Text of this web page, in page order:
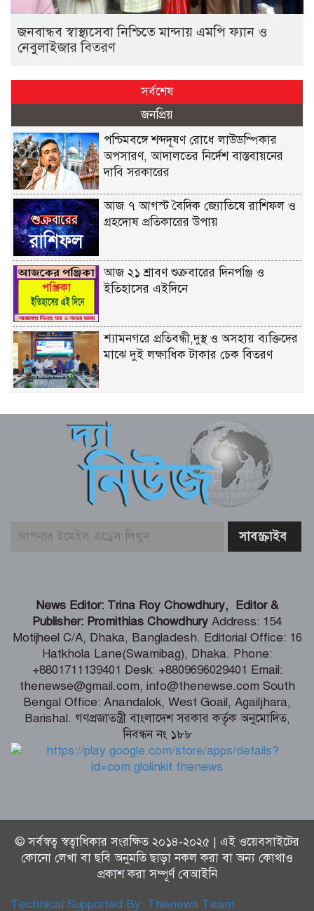
জনবান্ধব স্বাস্থ্যসেবা নিশ্চিতে মান্দায় এমপি ফ্যান ও
নেবুলাইজার বিতরণ
সর্বশেষ
জনপ্রিয়
পশ্চিমবঙ্গে শব্দদূষণ রোধে লাউডস্পিকার
অপসারণ, আদালতের নির্দেশ বাস্তবায়নের
দাবি সরকারের
আজ ৭ আগস্ট বৈদিক জ্যোতিষে রাশিফল ও
গ্রহদোষ প্রতিকারের উপায়
আজ ২১ শ্রাবণ শুক্রবারের দিনপঞ্জি ও
ইতিহাসের এইদিনে
শ্যামনগরে প্রতিবন্ধী,দুস্থ ও অসহায় ব্যক্তিদের
মাঝে দুই লক্ষাধিক টাকার চেক বিতরণ
বৈঠক অনুষ্ঠিত
রিয়ার অ্যাডমিরাল মাহবুব আলী খানের
৪২তম শাহাদৎবার্ষিকী অনুষ্ঠিত
তনু হত্যা মামলায় সাবেক সেনাসদস্য
হাফিজুরের জামিন বাতিল, আত্মসমর্পণের
লিবিয়ায় মাফিয়ার নির্যাতনে মাদারীপুরের
যুবকের মৃত্যু
পাইকগাছায় ছাত্র ও দরিদ্র মানুষের মাঝে
সাইকেল, সেলাই মেশিন ও ভ্যান বিতরণ
মার্কিন প্রশান্ত মহাসাগরীয় নৌবহর
কমান্ডারের বাংলাদেশ সফর শেষ
News Editor: Trina Roy Chowdhury, Editor &
Publisher: Promithias Chowdhury Address: 154
Motijheel C/A, Dhaka, Bangladesh. Editorial Office: 16
Hatkhola Lane(Swamibag), Dhaka. Phone:
+8801711139401 Desk: +8809696029401 Email:
thenewse@gmail.com, info@thenewse.com South
Bengal Office: Anandalok, West Goail, Agailjhara,
Barishal. গণপ্রজাতন্ত্রী বাংলাদেশ সরকার কর্তৃক অনুমোদিত,
নিবন্ধন নং ১৮৮
© সর্বস্বত্ব স্বত্বাধিকার সংরক্ষিত ২০১৪-২০২৫ | এই ওয়েবসাইটের
কোনো লেখা বা ছবি অনুমতি ছাড়া নকল করা বা অন্য কোথাও
প্রকাশ করা সম্পূর্ণ বেআইনি
Technical Supported By: Thenews Team